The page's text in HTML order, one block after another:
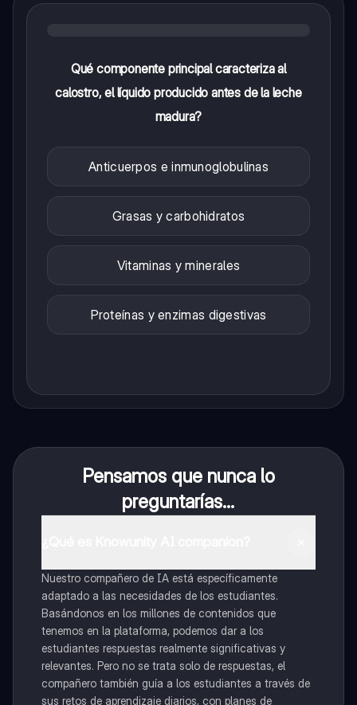
Qué componente principal caracteriza al
calostro, el líquido producido antes de la leche
madura?
Anticuerpos e inmunoglobulinas
Grasas y carbohidratos
Vitaminas y minerales
Proteínas y enzimas digestivas
Pensamos que nunca lo
preguntarías...
Nuestro compañero de IA está específicamente
adaptado a las necesidades de los estudiantes.
Basándonos en los millones de contenidos que
tenemos en la plataforma, podemos dar a los
estudiantes respuestas realmente significativas y
relevantes. Pero no se trata solo de respuestas, el
compañero también guía a los estudiantes a través de
sus retos de aprendizaje diarios, con planes de